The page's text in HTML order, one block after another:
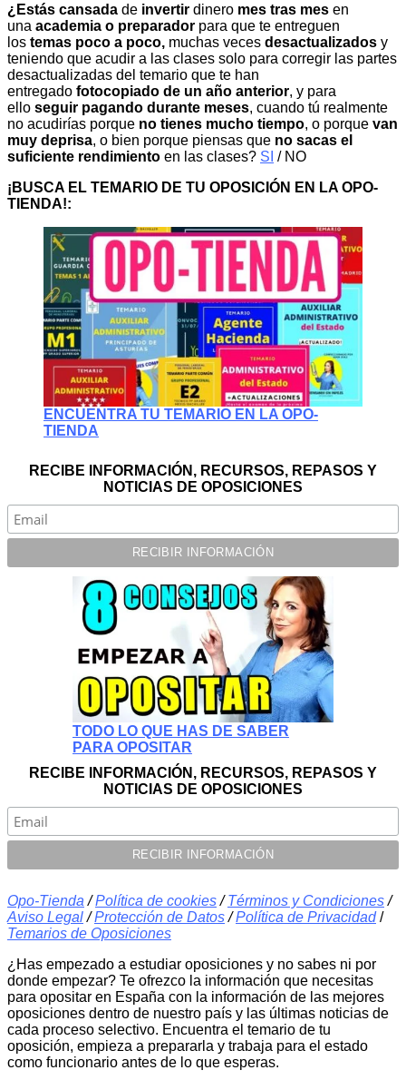
¿Estás cansada de invertir dinero mes tras mes en
una academia o preparador para que te entreguen
los temas poco a poco, muchas veces desactualizados y
teniendo que acudir a las clases solo para corregir las partes
desactualizadas del temario que te han
entregado fotocopiado de un año anterior, y para
ello seguir pagando durante meses, cuando tú realmente
no acudirías porque no tienes mucho tiempo, o porque van
muy deprisa, o bien porque piensas que no sacas el
suficiente rendimiento en las clases? SI / NO
¡BUSCA EL TEMARIO DE TU OPOSICIÓN EN LA OPO-
TIENDA!:
ENCUENTRA TU TEMARIO EN LA OPO-
TIENDA
RECIBE INFORMACIÓN, RECURSOS, REPASOS Y
NOTICIAS DE OPOSICIONES
TODO LO QUE HAS DE SABER
PARA OPOSITAR
RECIBE INFORMACIÓN, RECURSOS, REPASOS Y
NOTICIAS DE OPOSICIONES
Opo-Tienda /Política de cookies/Términos y Condiciones/
Aviso Legal/Protección de Datos/Política de Privacidad /
Temarios de Oposiciones
¿Has empezado a estudiar oposiciones y no sabes ni por
donde empezar? Te ofrezco la información que necesitas
para opositar en España con la información de las mejores
oposiciones dentro de nuestro país y las últimas noticias de
cada proceso selectivo. Encuentra el temario de tu
oposición, empieza a prepararla y trabaja para el estado
como funcionario antes de lo que esperas.